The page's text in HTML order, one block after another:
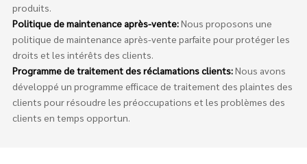
produits.
Politique de maintenance après-vente:Nous proposons une
politique de maintenance après-vente parfaite pour protéger les
droits et les intérêts des clients.
Programme de traitement des réclamations clients:Nous avons
développé un programme efficace de traitement des plaintes des
clients pour résoudre les préoccupations et les problèmes des
clients en temps opportun.